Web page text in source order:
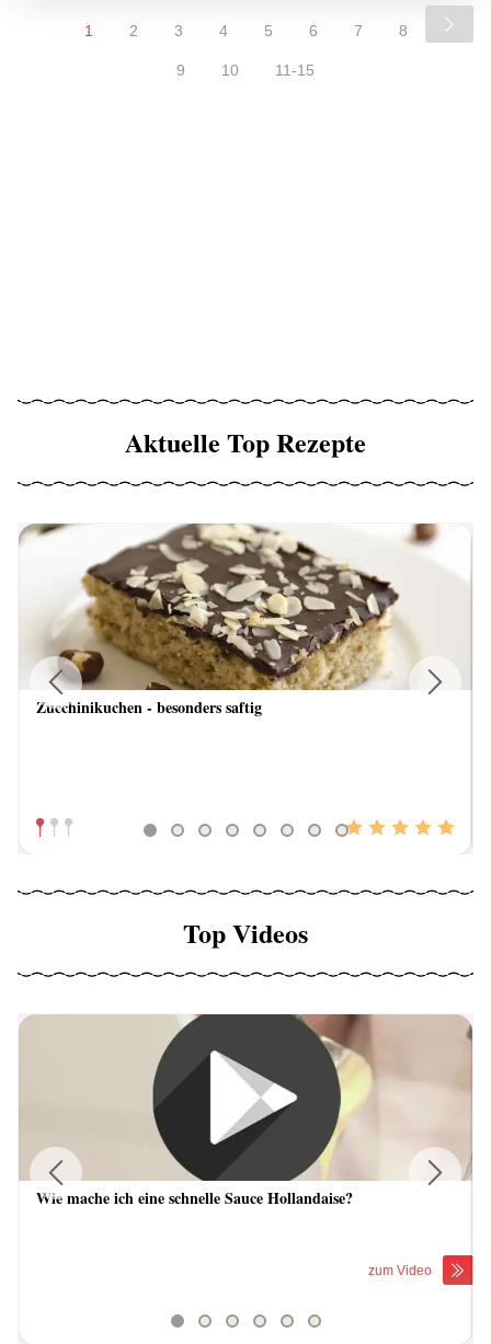
1 2 3 4 5 6 7 8
9 10 11-15
Aktuelle Top Rezepte
Zucchinikuchen - besonders saftig
Previous
Top Videos
Wie mache ich eine schnelle Sauce Hollandaise?
zum Video
Previous